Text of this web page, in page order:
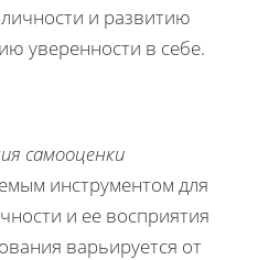
и развитию
уверенности в себе.
самооценки
инструментом для
и ее восприятия
варьируется от